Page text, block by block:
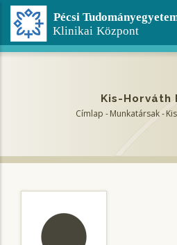
Ugrás
tartalomra
Kis-Horváth
Címlap - Munkatársak -